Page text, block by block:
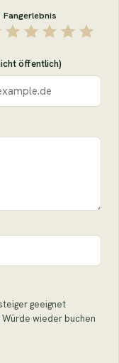
Fangerlebnis
öffentlich)
geeignet
Würde wieder buchen